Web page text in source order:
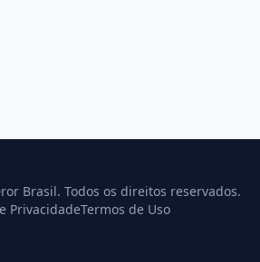
Brasil. Todos os direitos reservados.
PrivacidadeTermos de Uso